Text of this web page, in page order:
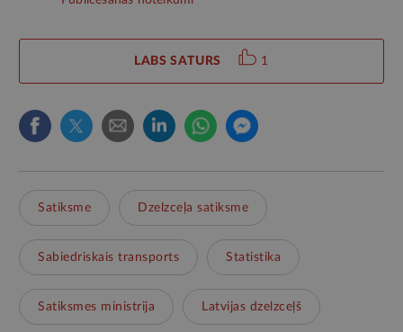
LABS SATURS 1
Satiksme Dzelzceļa satiksme
Sabiedriskais transports Statistika
Satiksmes ministrija Latvijas dzelzceļš